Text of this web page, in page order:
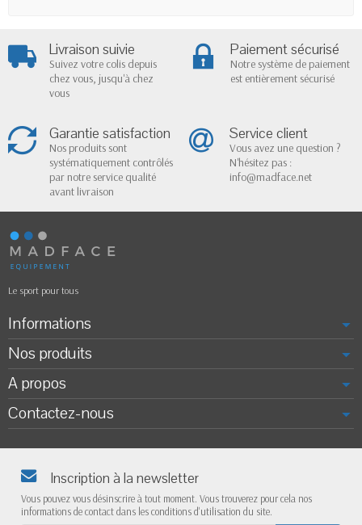
Livraison suivie
Suivez votre colis depuis
chez vous, jusqu'à chez
vous
Paiement sécurisé
Notre système de paiement
est entièrement sécurisé
Garantie satisfaction
Nos produits sont
systématiquement contrôlés
par notre service qualité
avant livraison
Service client
Vous avez une question ?
N'hésitez pas :
info@madface.net
Le sport pour tous
Informations
Nos produits
A propos
Contactez-nous
Inscription à la newsletter
Vous pouvez vous désinscrire à tout moment. Vous trouverez pour cela nos
informations de contact dans les conditions d'utilisation du site.